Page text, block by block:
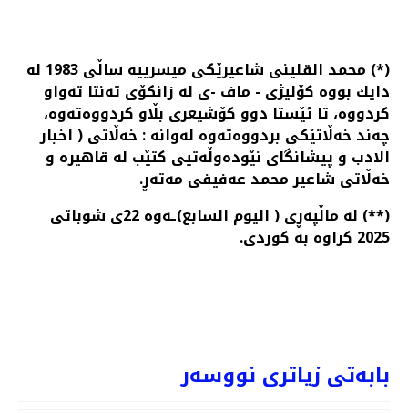
(*) محمد القلینی شاعیرێكی میسرییه‌ ساڵی 1983 له‌
دایك بووه‌ كۆلیژی - ماف‌ -ی له‌ زانكۆی ته‌نتا ته‌واو
كردووه‌، تا ئێستا دوو كۆشیعری بڵاو كردووه‌ته‌وه‌،
چه‌ند خه‌ڵاتێكی بردووه‌ته‌وه‌ له‌وانه‌ : خه‌ڵاتی ( اخبار
الادب و پیشانگای نێوده‌وڵه‌تیی كتێب له‌ قاهیره‌ و
خه‌ڵاتی شاعیر محمد عه‌فیفی مه‌ته‌ڕ.
(**) له‌ ماڵپه‌ڕی ( الیوم السابع)ـه‌وه‌ 22ی شوباتی
2025 كراوه‌ به‌ كوردی.
بابەتی زیاتری نووسەر